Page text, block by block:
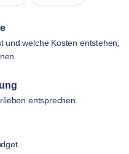
welche Kosten entstehen,
entsprechen.